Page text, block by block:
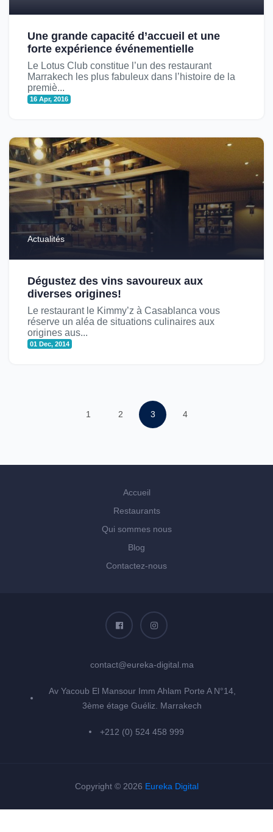
Une grande capacité d’accueil et une
forte expérience événementielle
Le Lotus Club constitue l’un des restaurant
Marrakech les plus fabuleux dans l’histoire de la
premiè...
16 Apr, 2016
Actualités
Dégustez des vins savoureux aux
diverses origines!
Le restaurant le Kimmy’z à Casablanca vous
réserve un aléa de situations culinaires aux
origines aus...
01 Dec, 2014
1 2 3 4
Accueil
Restaurants
Qui sommes nous
Blog
Contactez-nous
contact@eureka-digital.ma
Av Yacoub El Mansour Imm Ahlam Porte A N°14,
3ème étage Guéliz. Marrakech
+212 (0) 524 458 999
Copyright © 2026 Eureka Digital